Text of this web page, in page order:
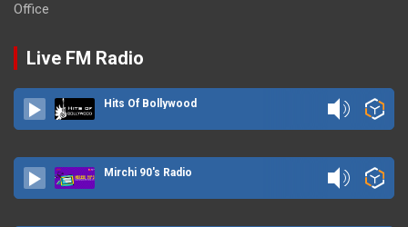
Office
Live FM Radio
Hits Of Bollywood
Mirchi 90's Radio